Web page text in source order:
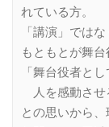
れている方。
「講演」では
もともとが舞台
「舞台役者と
人を感動させ
との思いから、